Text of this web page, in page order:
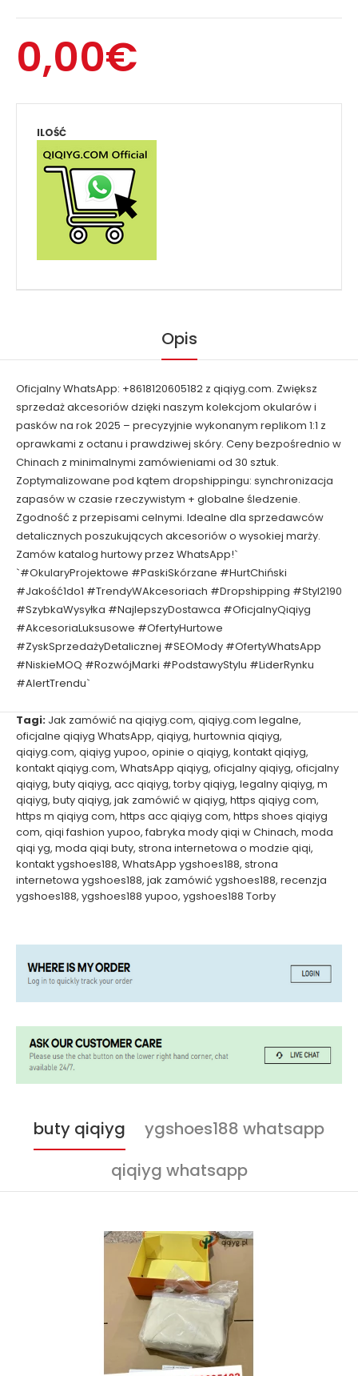
0,00€
ILOŚĆ
Opis
Oficjalny WhatsApp: +8618120605182 z qiqiyg.com. Zwiększ
sprzedaż akcesoriów dzięki naszym kolekcjom okularów i
pasków na rok 2025 – precyzyjnie wykonanym replikom 1:1 z
oprawkami z octanu i prawdziwej skóry. Ceny bezpośrednio w
Chinach z minimalnymi zamówieniami od 30 sztuk.
Zoptymalizowane pod kątem dropshippingu: synchronizacja
zapasów w czasie rzeczywistym + globalne śledzenie.
Zgodność z przepisami celnymi. Idealne dla sprzedawców
detalicznych poszukujących akcesoriów o wysokiej marży.
Zamów katalog hurtowy przez WhatsApp!`
`#OkularyProjektowe #PaskiSkórzane #HurtChiński
#Jakość1do1 #TrendyWAkcesoriach #Dropshipping #Styl2190
#SzybkaWysyłka #NajlepszyDostawca #OficjalnyQiqiyg
#AkcesoriaLuksusowe #OfertyHurtowe
#ZyskSprzedażyDetalicznej #SEOMody #OfertyWhatsApp
#NiskieMOQ #RozwójMarki #PodstawyStylu #LiderRynku
#AlertTrendu`
Tagi: Jak zamówić na qiqiyg.com, qiqiyg.com legalne,
oficjalne qiqiyg WhatsApp, qiqiyg, hurtownia qiqiyg,
qiqiyg.com, qiqiyg yupoo, opinie o qiqiyg, kontakt qiqiyg,
kontakt qiqiyg.com, WhatsApp qiqiyg, oficjalny qiqiyg, oficjalny
qiqiyg, buty qiqiyg, acc qiqiyg, torby qiqiyg, legalny qiqiyg, m
qiqiyg, buty qiqiyg, jak zamówić w qiqiyg, https qiqiyg com,
https m qiqiyg com, https acc qiqiyg com, https shoes qiqiyg
com, qiqi fashion yupoo, fabryka mody qiqi w Chinach, moda
qiqi yg, moda qiqi buty, strona internetowa o modzie qiqi,
kontakt ygshoes188, WhatsApp ygshoes188, strona
internetowa ygshoes188, jak zamówić ygshoes188, recenzja
ygshoes188, ygshoes188 yupoo, ygshoes188 Torby
buty qiqiyg
ygshoes188 whatsapp
qiqiyg whatsapp